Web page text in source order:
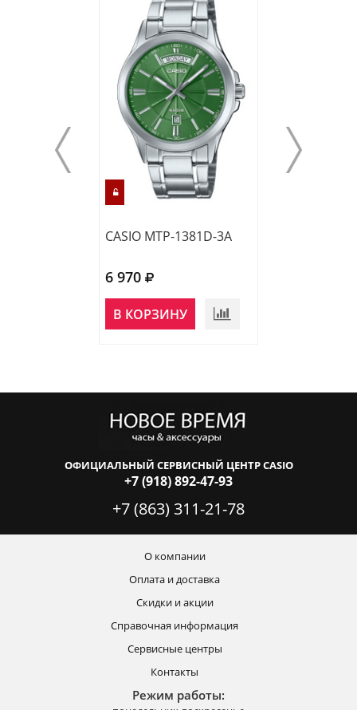
CASIO MTP-1381D-3A
6 970
В КОРЗИНУ
ОФИЦИАЛЬНЫЙ СЕРВИСНЫЙ ЦЕНТР CASIO
+7 (918) 892-47-93
+7 (863) 311-21-78
О компании
Оплата и доставка
Скидки и акции
Справочная информация
Сервисные центры
Контакты
Режим работы: